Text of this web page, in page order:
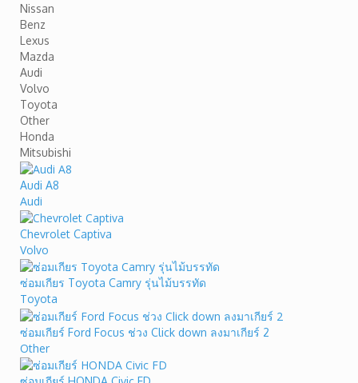
Nissan
Benz
Lexus
Mazda
Audi
Volvo
Toyota
Other
Honda
Mitsubishi
Audi A8
Audi
Chevrolet Captiva
Volvo
ซ่อมเกียร Toyota Camry รุ่นไม้บรรทัด
Toyota
ซ่อมเกียร์ Ford Focus ช่วง Click down ลงมาเกียร์ 2
Other